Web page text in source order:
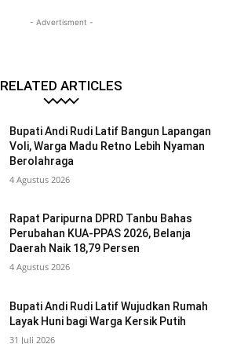
- Advertisment -
RELATED ARTICLES
Bupati Andi Rudi Latif Bangun Lapangan
Voli, Warga Madu Retno Lebih Nyaman
Berolahraga
4 Agustus 2026
Rapat Paripurna DPRD Tanbu Bahas
Perubahan KUA-PPAS 2026, Belanja
Daerah Naik 18,79 Persen
4 Agustus 2026
Bupati Andi Rudi Latif Wujudkan Rumah
Layak Huni bagi Warga Kersik Putih
31 Juli 2026